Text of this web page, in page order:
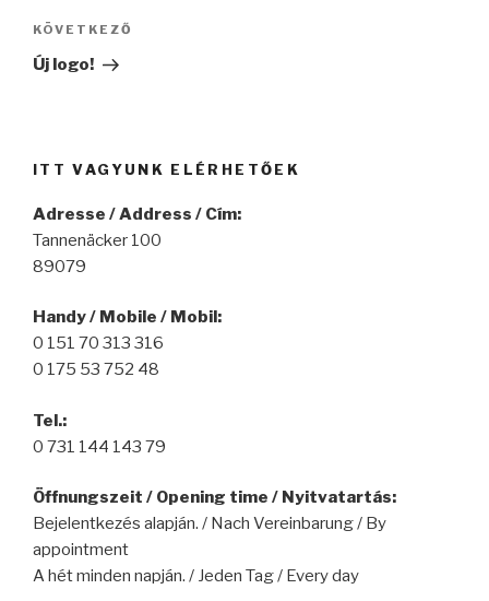
Következő
bejegyzés
KÖVETKEZŐ
Új logo!
ITT VAGYUNK ELÉRHETŐEK
Adresse / Address / Cím:
Tannenäcker 100
89079
Handy / Mobile / Mobil:
0 151 70 313 316
0 175 53 752 48
Tel.:
0 731 144 143 79
Öffnungszeit / Opening time / Nyitvatartás:
Bejelentkezés alapján. / Nach Vereinbarung / By
appointment
A hét minden napján. / Jeden Tag / Every day